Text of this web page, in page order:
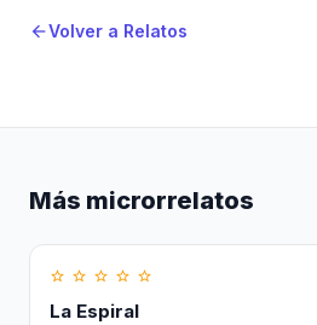
arrow_backVolver a Relatos
Más microrrelatos
star_border star_border star_border star_border star_border
La Espiral